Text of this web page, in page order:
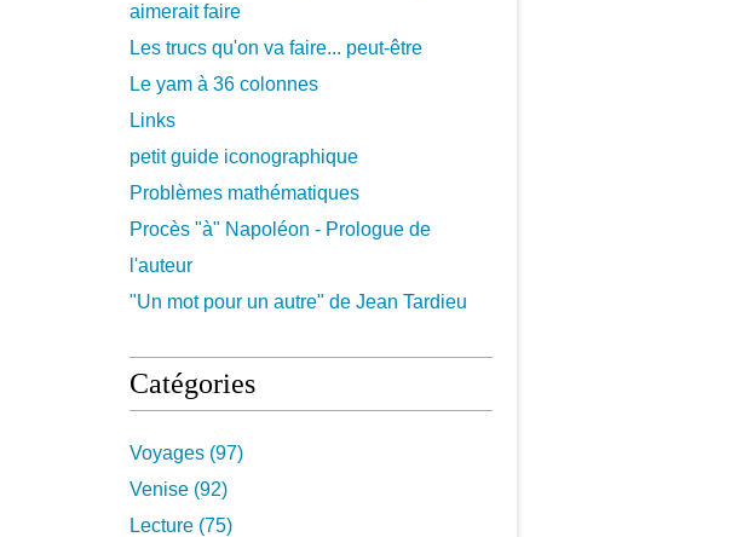
aimerait faire
Les trucs qu'on va faire... peut-être
Le yam à 36 colonnes
Links
petit guide iconographique
Problèmes mathématiques
Procès "à" Napoléon - Prologue de
l'auteur
"Un mot pour un autre" de Jean Tardieu
Catégories
Voyages (97)
Venise (92)
Lecture (75)